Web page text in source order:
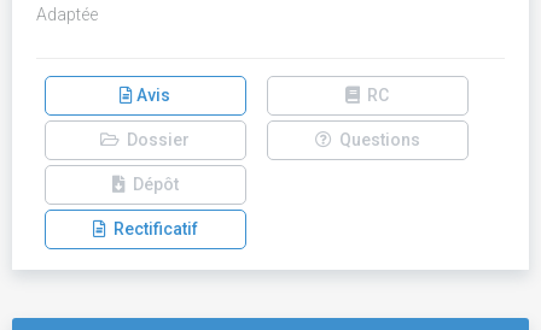
Adaptée
Avis RC
Dossier Questions
Dépôt
Rectificatif